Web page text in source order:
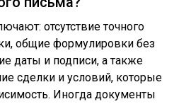
отсутствие точного
общие формулировки без
даты и подписи, а также
сделки и условий, которые
Иногда документы